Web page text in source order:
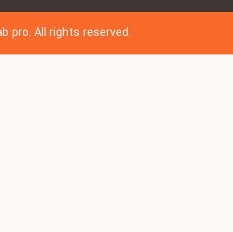
pro. All rights reserved.